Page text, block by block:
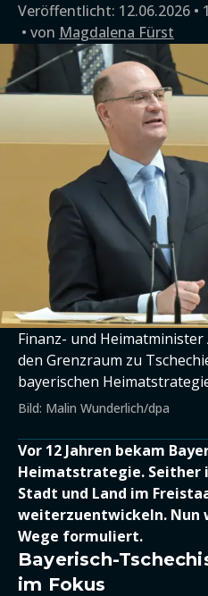
Veröffentlicht: 12.06.2026 •
von Magdalena Fürst
Finanz- und Heimatminister
den Grenzraum zu
bayerischen
Bild: Malin Wunderlich/dpa
Vor 12 Jahren bekam
Heimatstrategie. Seither
Stadt und Land im
weiterzuentwickeln. Nun
Wege formuliert.
Bayerisch-
im Fokus